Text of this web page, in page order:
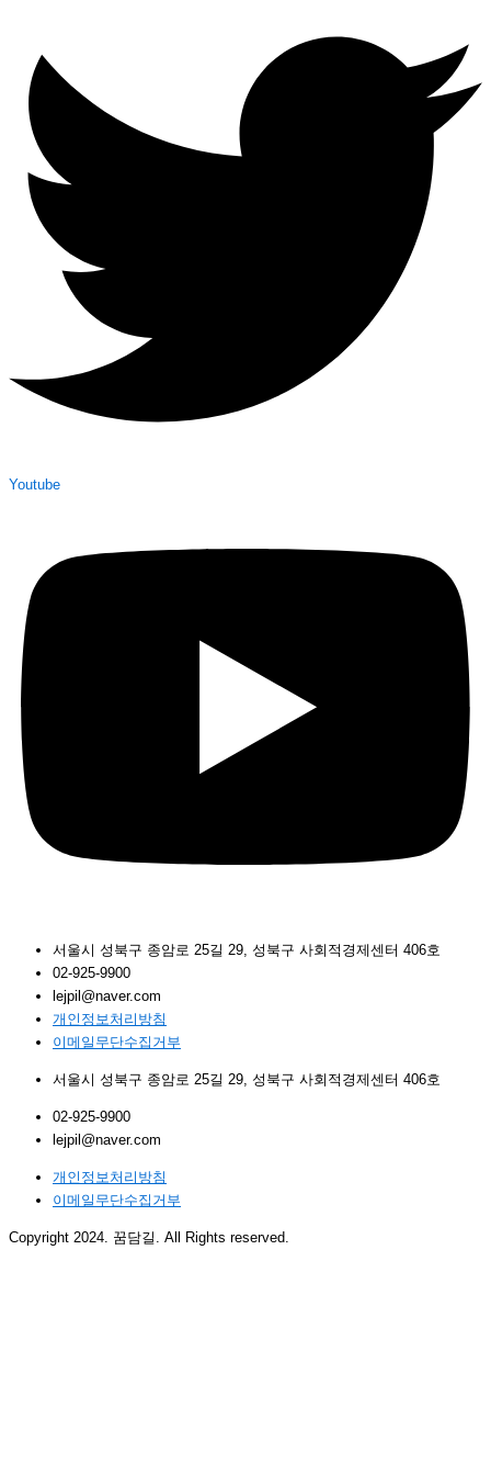
Youtube
서울시 성북구 종암로 25길 29, 성북구 사회적경제센터 406호
02-925-9900
lejpil@naver.com
개인정보처리방침
이메일무단수집거부
서울시 성북구 종암로 25길 29, 성북구 사회적경제센터 406호
02-925-9900
lejpil@naver.com
개인정보처리방침
이메일무단수집거부
Copyright 2024. 꿈담길. All Rights reserved.